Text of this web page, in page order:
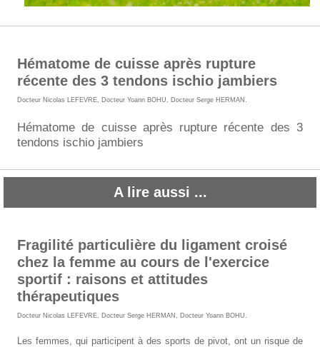
Hématome de cuisse après rupture
récente des 3 tendons ischio jambiers
Docteur Nicolas LEFEVRE Docteur Yoann BOHU Docteur Serge HERMAN
Hématome de cuisse après rupture récente des 3
tendons ischio jambiers
A lire aussi ...
Fragilité particulière du ligament croisé
chez la femme au cours de l'exercice
sportif : raisons et attitudes
thérapeutiques
Docteur Nicolas LEFEVRE Docteur Serge HERMAN Docteur Yoann BOHU
Les femmes, qui participent à des sports de pivot, ont un risque de